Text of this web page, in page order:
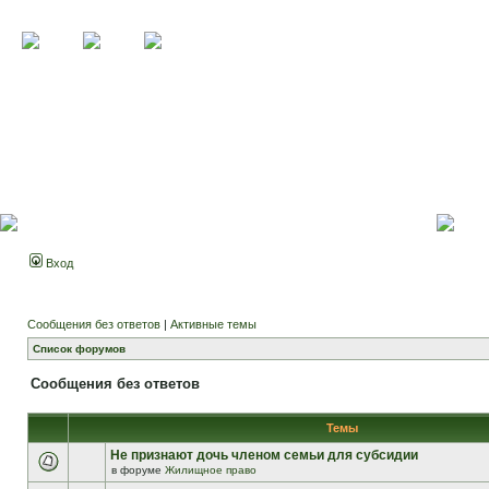
Вход
Сообщения без ответов | Активные темы
Список форумов
Сообщения без ответов
Темы
Не признают дочь членом семьи для субсидии
в форуме Жилищное право